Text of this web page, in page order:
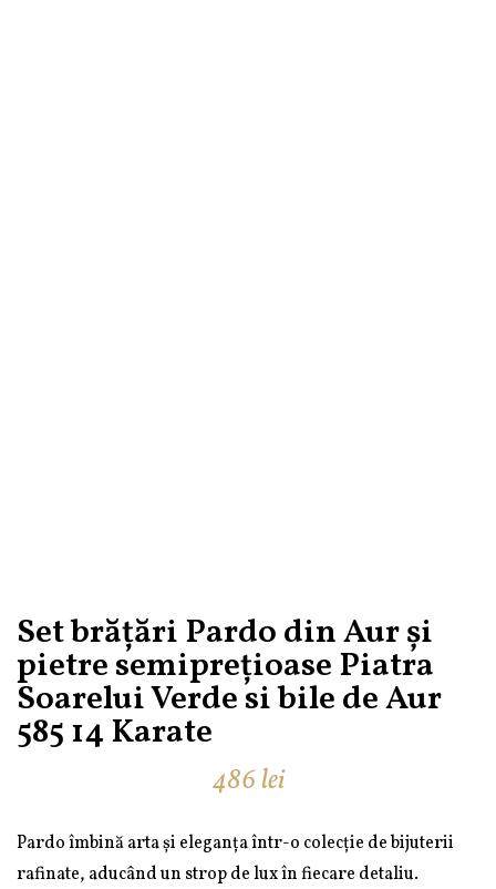
Set brățări Pardo din Aur și
pietre semiprețioase Piatra
Soarelui Verde si bile de Aur
585 14 Karate
486lei
Pardo îmbină arta și eleganța într-o colecție de bijuterii
rafinate, aducând un strop de lux în fiecare detaliu.